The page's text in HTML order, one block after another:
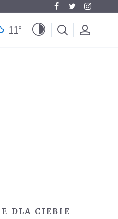
11°
DLA CIEBIE